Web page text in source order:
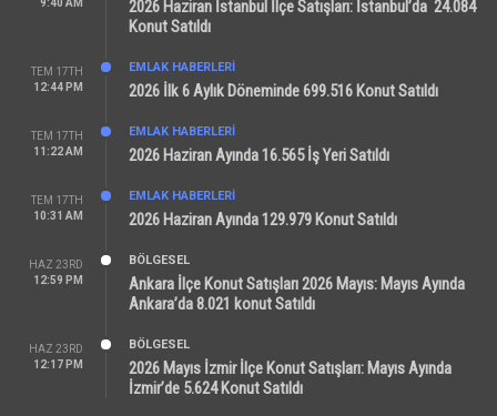
9:40 AM
2026 Haziran İstanbul İlçe Satışları: İstanbul’da 24.084
Konut Satıldı
TEM 17TH
12:44 PM
EMLAK HABERLERI
2026 İlk 6 Aylık Döneminde 699.516 Konut Satıldı
TEM 17TH
11:22 AM
EMLAK HABERLERI
2026 Haziran Ayında 16.565 İş Yeri Satıldı
TEM 17TH
10:31 AM
EMLAK HABERLERI
2026 Haziran Ayında 129.979 Konut Satıldı
HAZ 23RD
12:59 PM
BÖLGESEL
Ankara İlçe Konut Satışları 2026 Mayıs: Mayıs Ayında
Ankara’da 8.021 konut Satıldı
HAZ 23RD
12:17 PM
BÖLGESEL
2026 Mayıs İzmir İlçe Konut Satışları: Mayıs Ayında
İzmir’de 5.624 Konut Satıldı